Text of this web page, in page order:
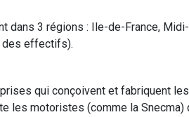
dans 3 régions : Ile-de-France,
des effectifs).
qui conçoivent et fabriquent
les motoristes (comme la